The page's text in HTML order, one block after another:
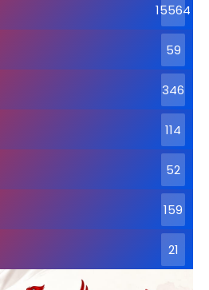
15564
59
346
114
52
159
21